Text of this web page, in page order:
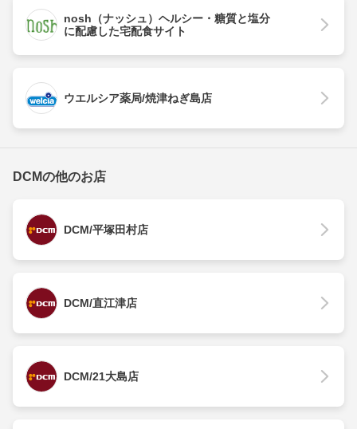
nosh（ナッシュ）ヘルシー・糖質と塩分
に配慮した宅配食サイト
ウエルシア薬局/焼津ねぎ島店
DCMの他のお店
DCM/平塚田村店
DCM/直江津店
DCM/21大島店